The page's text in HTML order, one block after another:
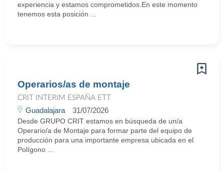
experiencia y estamos comprometidos.En este momento
tenemos esta posición ...
Operarios/as de montaje
CRIT INTERIM ESPAÑA ETT
Guadalajara 31/07/2026
Desde GRUPO CRIT estamos en búsqueda de un/a
Operario/a de Montaje para formar parte del equipo de
producción para una importante empresa ubicada en el
Polígono ...